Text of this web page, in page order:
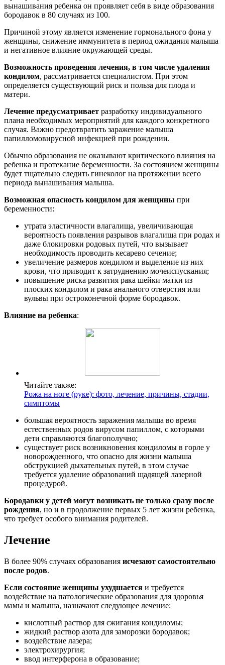
вынашивания ребенка он проявляет себя в виде образования
бородавок в 80 случаях из 100.
Причиной этому является изменение гормонального фона у
женщины, снижение иммунитета в период ожидания малыша
и негативное влияние окружающей среды.
Возможность проведения лечения, в том числе удаления
кондилом, рассматривается специалистом. При этом
определяется существующий риск и польза для плода и
матери.
Лечение предусматривает разработку индивидуального
плана необходимых мероприятий для каждого конкретного
случая. Важно предотвратить заражение малыша
папилломовирусной инфекцией при рождении.
Обычно образования не оказывают критического влияния на
ребенка и протекание беременности. За состоянием женщины
будет тщательно следить гинеколог на протяжении всего
периода вынашивания малыша.
Возможная опасность кондилом для женщины при
беременности:
утрата эластичности влагалища, увеличивающая
вероятность появления разрывов влагалища при родах и
даже блокировки родовых путей, что вызывает
необходимость проводить кесарево сечение;
увеличение размеров кондилом и выделение из них
крови, что приводит к затруднению мочеиспускания;
повышение риска развития рака шейки матки из
плоских кондилом и рака анального отверстия или
вульвы при остроконечной форме бородавок.
Влияние на ребенка:
Читайте также:
Рожа на ноге (руке): фото, лечение, причины, стадии,
симптомы
большая вероятность заражения малыша во время
естественных родов вирусом папиллом, с которыми
дети справляются благополучно;
существует риск возникновения кондиломы в горле у
новорожденного, что опасно для жизни малыша
обструкцией дыхательных путей, в этом случае
требуется удаление образований щадящей лазерной
процедурой.
Бородавки у детей могут возникать не только сразу после
рождения, но и в продолжение первых 5 лет жизни ребенка,
что требует особого внимания родителей.
Лечение
В более 90% случаях образования исчезают самостоятельно
после родов.
Если состояние женщины ухудшается и требуется
воздействие на патологические образования для здоровья
мамы и малыша, назначают следующее лечение:
кислотный раствор для сжигания кондиломы;
жидкий раствор азота для заморозки бородавок;
воздействие лазера;
электрохирургия;
ввод интерферона в образование;